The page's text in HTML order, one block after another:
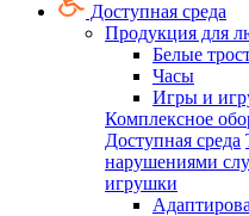
Доступная среда
Продукция для
Белые
Часы
Игры и
Комплексное
Доступная среда
нарушениями
игрушки